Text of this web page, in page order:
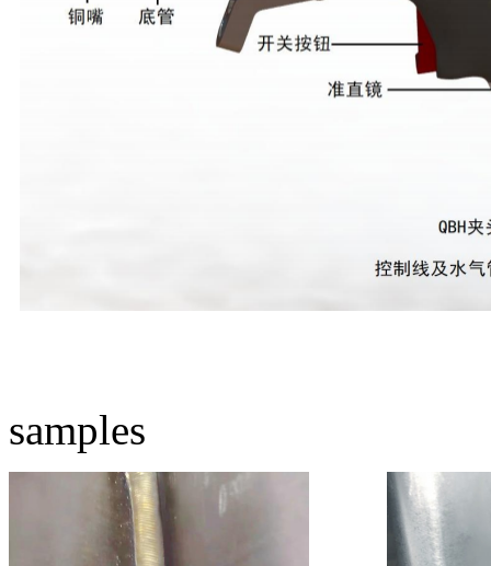
samples